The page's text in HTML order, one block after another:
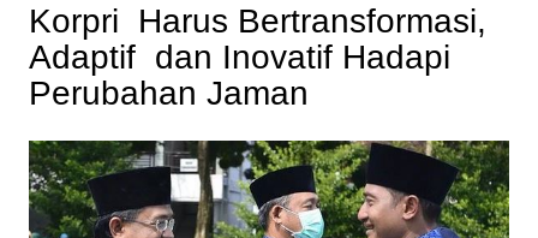
Korpri Harus Bertransformasi,
Adaptif dan Inovatif Hadapi
Perubahan Jaman